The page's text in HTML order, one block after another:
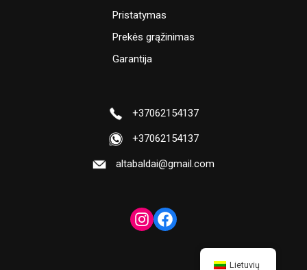
Pristatymas
Prekės grąžinimas
Garantija
+37062154137
+37062154137
altabaldai@gmail.com
Lietuvių